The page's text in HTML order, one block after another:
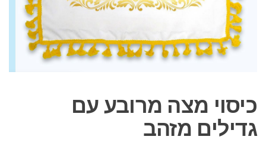
כיסוי מצה מרובע עם
גדילים מזהב